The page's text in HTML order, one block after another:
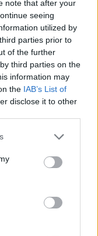
note that after your
seeing
utilized by
parties prior to
of the further
third parties on the
information may
the IAB’s List of
disclose it to other
or more Google
You may click to
party tags to
in below Google
continúe
editorial sobre
pragmático y
cuadernos